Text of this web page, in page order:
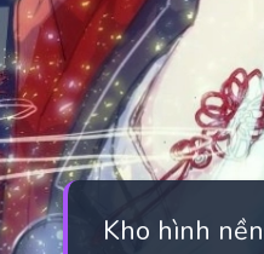
Kho hình